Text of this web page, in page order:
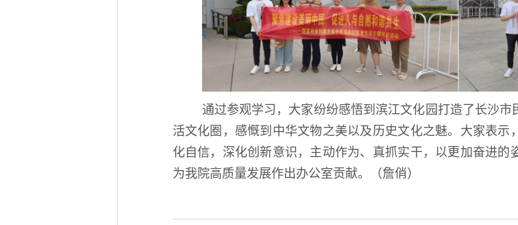
通过参观学习，大家纷纷感悟到滨江文化园打造了长沙
活文化圈，感慨到中华文物之美以及历史文化之魅。大家表
化自信，深化创新意识，主动作为、真抓实干，以更加奋进的
为我院高质量发展作出办公室贡献。（詹俏）